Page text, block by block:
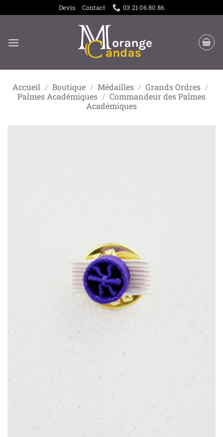
au
Devis Contact 03 21 06 80 86
Accueil / Boutique / Médailles / Grands Ordres /
Palmes Académiques / Commandeur des Palmes
Académiques